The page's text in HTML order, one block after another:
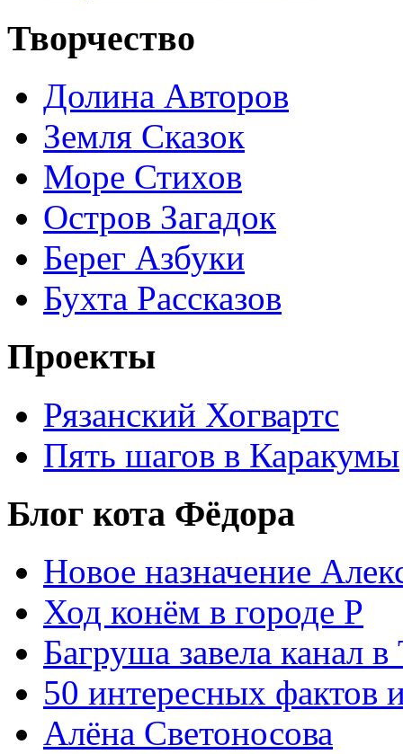
Творчество
Долина Авторов
Земля Сказок
Море Стихов
Остров Загадок
Берег Азбуки
Бухта Рассказов
Проекты
Рязанский Хогвартс
Пять шагов в Каракумы
Блог кота Фёдора
Новое назначение
Ход конём в городе Р
Багруша завела канал в
50 интересных фактов
Алёна Светоносова